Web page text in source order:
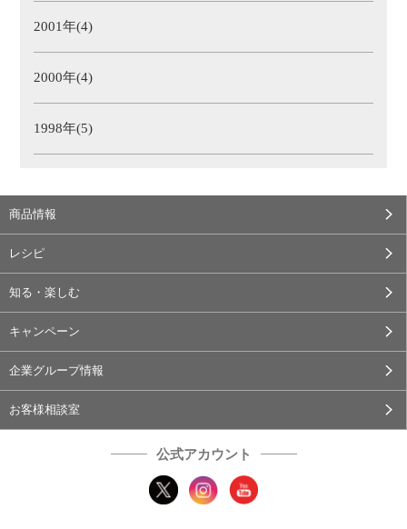
2001年(4)
2000年(4)
1998年(5)
商品情報
レシピ
知る・楽しむ
キャンペーン
企業グループ情報
お客様相談室
公式アカウント